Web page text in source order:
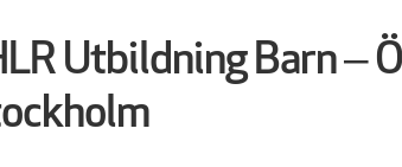
Utbildning Barn –